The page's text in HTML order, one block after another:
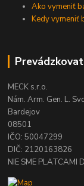
Ako vymeniť
Kedy vymeniť
MECK s.r.o.
Nám. Arm. Gen. L.
Bardejov
08501
IČO: 50047299
DIČ: 2120163826
NIE SME PLATCAMI